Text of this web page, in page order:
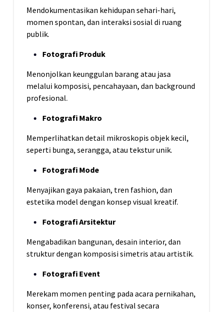
Mendokumentasikan kehidupan sehari-hari,
momen spontan, dan interaksi sosial di ruang
publik.
Fotografi Produk
Menonjolkan keunggulan barang atau jasa
melalui komposisi, pencahayaan, dan background
profesional.
Fotografi Makro
Memperlihatkan detail mikroskopis objek kecil,
seperti bunga, serangga, atau tekstur unik.
Fotografi Mode
Menyajikan gaya pakaian, tren fashion, dan
estetika model dengan konsep visual kreatif.
Fotografi Arsitektur
Mengabadikan bangunan, desain interior, dan
struktur dengan komposisi simetris atau artistik.
Fotografi Event
Merekam momen penting pada acara pernikahan,
konser, konferensi, atau festival secara